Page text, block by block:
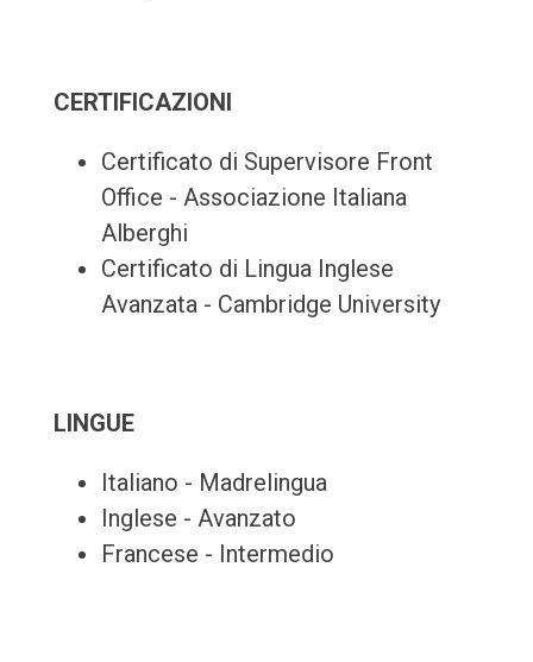
CERTIFICAZIONI
Certificato di Supervisore Front
Office - Associazione Italiana
Alberghi
Certificato di Lingua Inglese
Avanzata - Cambridge University
LINGUE
Italiano - Madrelingua
Inglese - Avanzato
Francese - Intermedio